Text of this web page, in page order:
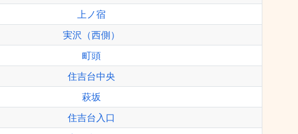
上ノ宿
実沢（西側）
町頭
住吉台中央
萩坂
住吉台入口